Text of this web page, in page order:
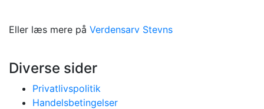
Eller læs mere på Verdensarv Stevns
Diverse sider
Privatlivspolitik
Handelsbetingelser